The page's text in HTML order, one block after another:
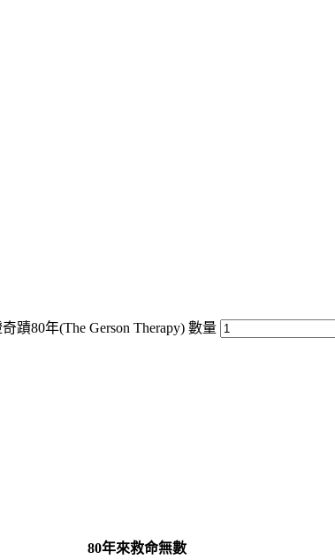
80年(The Gerson Therapy) 數量
80年來救命無數